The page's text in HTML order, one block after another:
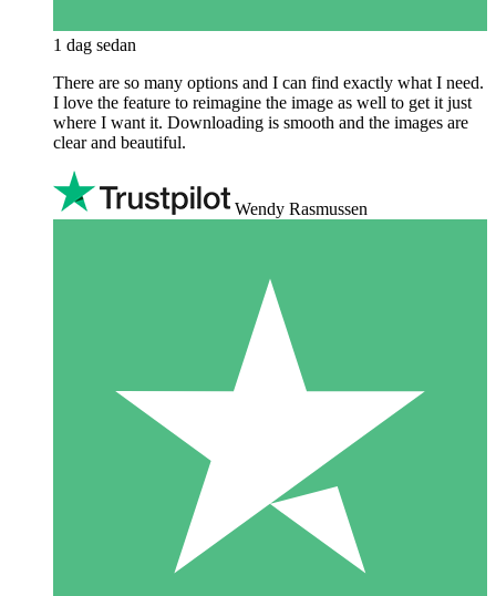
1 dag sedan
There are so many options and I can find exactly what I need.
I love the feature to reimagine the image as well to get it just
where I want it. Downloading is smooth and the images are
clear and beautiful.
Wendy Rasmussen